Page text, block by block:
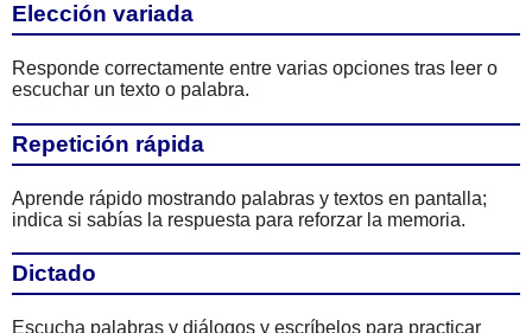
Elección variada
Responde correctamente entre varias opciones tras leer o
escuchar un texto o palabra.
Repetición rápida
Aprende rápido mostrando palabras y textos en pantalla;
indica si sabías la respuesta para reforzar la memoria.
Dictado
Escucha palabras y diálogos y escríbelos para practicar